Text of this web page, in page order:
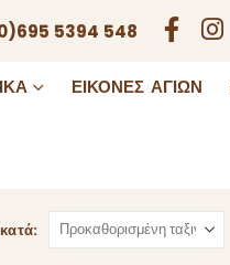
5394 548
ΕΙΚΌΝΕΣ ΑΓΊΩΝ